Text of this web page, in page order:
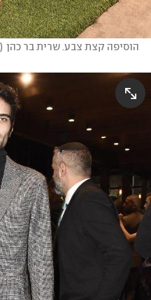
הוסיפה קצת צבע. שרית בר כהן (